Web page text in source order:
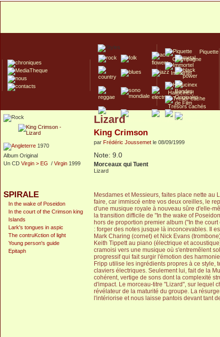
Piquette
Champagne
Immortel
Hallucinex!
Trésors cachés
Culte/Collector
1970
Album Original
Un CD Virgin > EG / Virgin 1999
SPIRALE
In the wake of Poseidon
In the court of the Crimson king
Islands
Lark's tongues in aspic
The contruKction of light
Young person's guide
Epitaph
Lizard
King Crimson
par Frédéric Joussemet le 08/09/1999
Note: 9.0
Morceaux qui Tuent
Lizard
Mesdames et Messieurs, faites place nette au
faire, car immiscé entre vos deux oreilles, le
d'une musique royale à nouveau sûre d'elle-
la transition difficile de "In the wake of
hors de proportion premier album ("In the
: forger des notes jusque là inconcevables. Il
Mark Charing (cornet) et Nick Evans
Keith Tippett au piano (électrique et
cramoisi vers une musique où s'entremêlent
progressif qui fait surgir l'émotion des
Fripp utilise les ingrédients propres à ce style,
claviers électriques. Seulement lui, fait de la
cohérent, vertige de sons dont la complexité
d'impact. Le morceau-titre "Lizard", sur lequel
révélateur de la maturité du groupe. La
l'intériorise et nous laisse pantois devant tant